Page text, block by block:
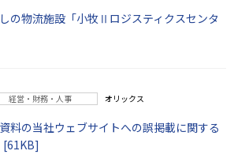
の物流施設「小牧Ⅱロジスティクスセンタ
経営・財務・人事 オリックス
料の当社ウェブサイトへの誤掲載に関する
[61KB]